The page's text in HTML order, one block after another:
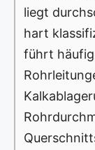
liegt
hart
führt häufig